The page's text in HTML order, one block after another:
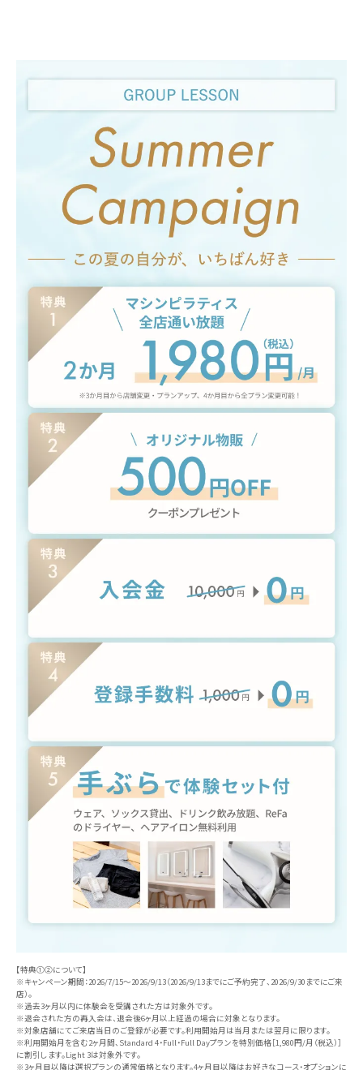
【特典①②について】
※キャンペーン期間：2026/7/15〜2026/9/13（2026/9/13までにご予約完了、2026/9/30までにご来
店）。
※過去3ヶ月以内に体験会を受講された方は対象外です。
※退会された方の再入会は、退会後6ヶ月以上経過の場合に対象となります。
※対象店舗にてご来店当日のご登録が必要です。利用開始月は当月または翌月に限ります。
※利用開始月を含む2ヶ月間、Standard 4・Full・Full Dayプランを特別価格［1,980円/月（税込）］
に割引します。Light 3は対象外です。
※3ヶ月目以降は選択プランの通常価格となります。4ヶ月目以降はお好きなコース・オプションに